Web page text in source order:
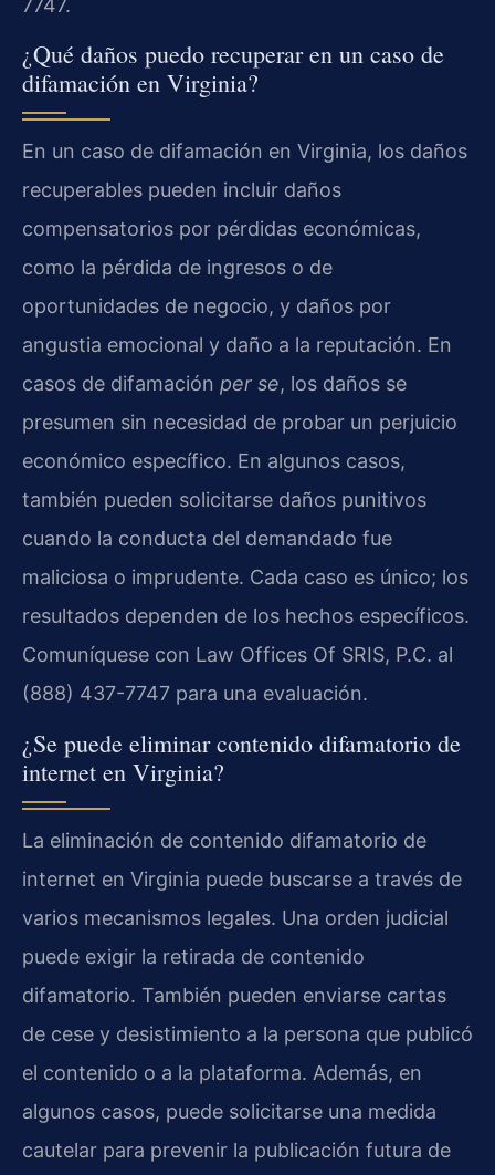
7747.
¿Qué daños puedo recuperar en un caso de
difamación en Virginia?
En un caso de difamación en Virginia, los daños
recuperables pueden incluir daños
compensatorios por pérdidas económicas,
como la pérdida de ingresos o de
oportunidades de negocio, y daños por
angustia emocional y daño a la reputación. En
casos de difamación per se, los daños se
presumen sin necesidad de probar un perjuicio
económico específico. En algunos casos,
también pueden solicitarse daños punitivos
cuando la conducta del demandado fue
maliciosa o imprudente. Cada caso es único; los
resultados dependen de los hechos específicos.
Comuníquese con Law Offices Of SRIS, P.C. al
(888) 437-7747 para una evaluación.
¿Se puede eliminar contenido difamatorio de
internet en Virginia?
La eliminación de contenido difamatorio de
internet en Virginia puede buscarse a través de
varios mecanismos legales. Una orden judicial
puede exigir la retirada de contenido
difamatorio. También pueden enviarse cartas
de cese y desistimiento a la persona que publicó
el contenido o a la plataforma. Además, en
algunos casos, puede solicitarse una medida
cautelar para prevenir la publicación futura de